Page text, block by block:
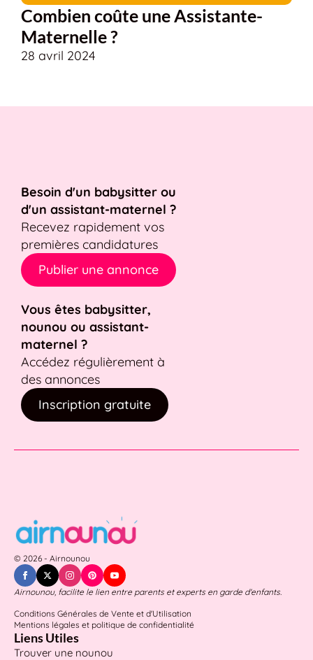
Combien coûte une Assistante-
Maternelle ?
28 avril 2024
Besoin d'un babysitter ou
d'un assistant-maternel ?
Recevez rapidement vos
premières candidatures
Publier une annonce
Vous êtes babysitter,
nounou ou assistant-
maternel ?
Accédez régulièrement à
des annonces
Inscription gratuite
© 2026 - Airnounou
Airnounou, facilite le lien entre parents et experts en garde d'enfants.
Conditions Générales de Vente et d'Utilisation
Mentions légales et politique de confidentialité
Liens Utiles
Trouver une nounou